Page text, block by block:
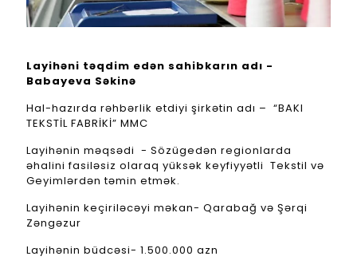
Layihəni təqdim edən sahibkarın adı -
Babayeva Səkinə
Hal-hazırda rəhbərlik etdiyi şirkətin adı – “BAKI
TEKSTİL FABRİKİ” MMC
Layihənin məqsədi - Sözügedən regionlarda
əhalini fasiləsiz olaraq yüksək keyfiyyətli Tekstil və
Geyimlərdən təmin etmək.
Layihənin keçiriləcəyi məkan- Qarabağ və Şərqi
Zəngəzur
Layihənin büdcəsi- 1.500.000 azn